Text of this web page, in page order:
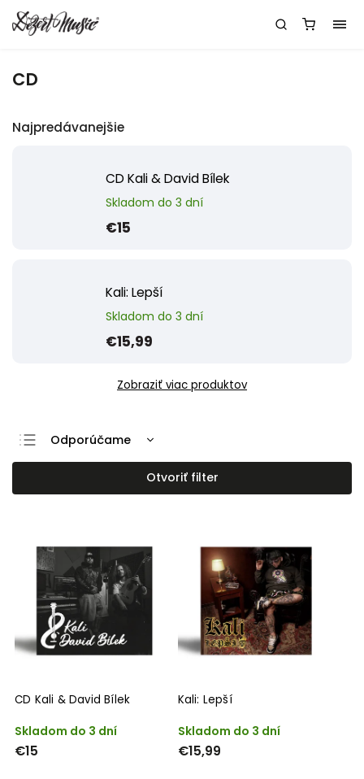
CD
Najpredávanejšie
CD Kali & David Bílek
Skladom do 3 dní
€15
Kali: Lepší
Skladom do 3 dní
€15,99
Zobraziť viac produktov
Odporúčame
Najlacnejšie
Najdrahšie
Abecedne
Otvoriť filter
CD Kali & David Bílek
Skladom do 3 dní
€15
Kali: Lepší
Skladom do 3 dní
€15,99